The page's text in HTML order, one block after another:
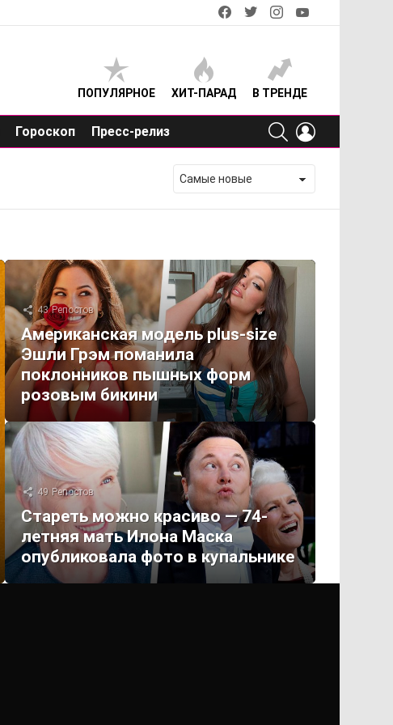
facebooktwitterinstagram
ПОПУЛЯРНОЕ ХИТ-ПАРАД В ТРЕНДЕ
Гороскоп Пресс-релиз
SEARCH
43 Репостов
Американская модель plus-size
Эшли Грэм поманила
поклонников пышных форм
розовым бикини
49 Репостов
Стареть можно красиво — 74-
летняя мать Илона Маска
опубликовала фото в купальнике